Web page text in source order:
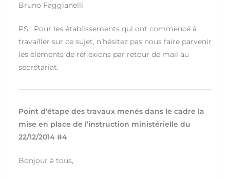
Bruno Faggianelli
PS : Pour les établissements qui ont commencé à
travailler sur ce sujet, n’hésitez pas nous faire parvenir
les éléments de réflexions par retour de mail au
secrétariat.
Point d’étape des travaux menés dans le cadre la
mise en place de l’instruction ministérielle du
22/12/2014 #4
Bonjour à tous,